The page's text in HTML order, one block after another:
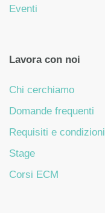
Eventi
Lavora con noi
Chi cerchiamo
Domande frequenti
Requisiti e condizioni
Stage
Corsi ECM